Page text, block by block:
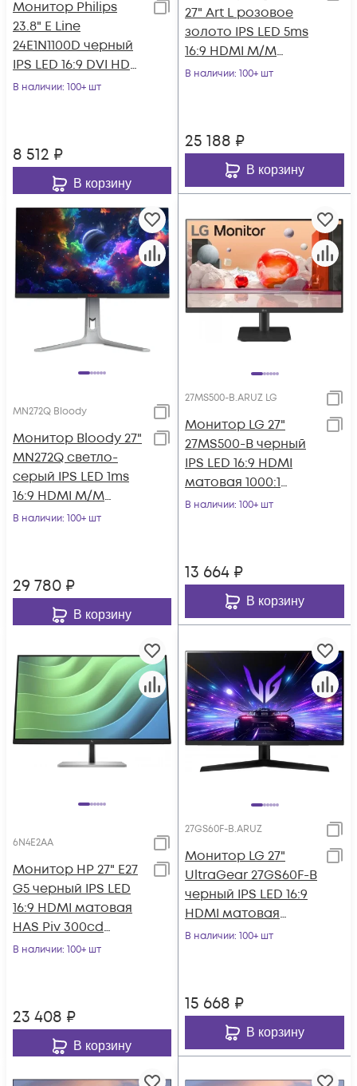
Монитор Philips
23.8" E Line
24E1N1100D черный
IPS LED 16:9 DVI HDMI
матовая 250cd
В наличии: 100+ шт
8 512 ₽
В корзину
27" Art L розовое
золото IPS LED 5ms
16:9 HDMI M/M
матовая 300cd
В наличии: 100+ шт
25 188 ₽
В корзину
MN272Q Bloody
Монитор Bloody 27"
MN272Q светло-
серый IPS LED 1ms
16:9 HDMI M/M
матовая HAS 400cd
В наличии: 100+ шт
29 780 ₽
В корзину
27MS500-B.ARUZ LG
Монитор LG 27"
27MS500-B черный
IPS LED 16:9 HDMI
матовая 1000:1
250cd 178гр/178гр
В наличии: 100+ шт
13 664 ₽
В корзину
6N4E2AA
Монитор HP 27" E27
G5 черный IPS LED
16:9 HDMI матовая
HAS Piv 300cd
178гр/178гр 1920x1080
В наличии: 100+ шт
23 408 ₽
В корзину
27GS60F-B.ARUZ
Монитор LG 27"
UltraGear 27GS60F-B
черный IPS LED 16:9
HDMI матовая
300cd 178гр/178гр
В наличии: 100+ шт
15 668 ₽
В корзину